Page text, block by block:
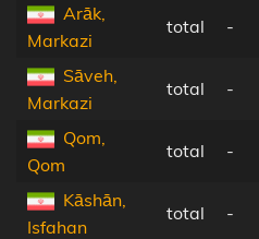
Arāk,
Markazi
total -
Sāveh,
Markazi
total -
Qom,
Qom
total -
Kāshān,
Isfahan
total -